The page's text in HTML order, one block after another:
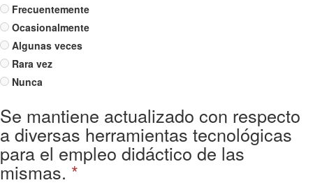
Frecuentemente
Ocasionalmente
Algunas veces
Rara vez
Nunca
Se mantiene actualizado con respecto
a diversas herramientas tecnológicas
para el empleo didáctico de las
mismas. *